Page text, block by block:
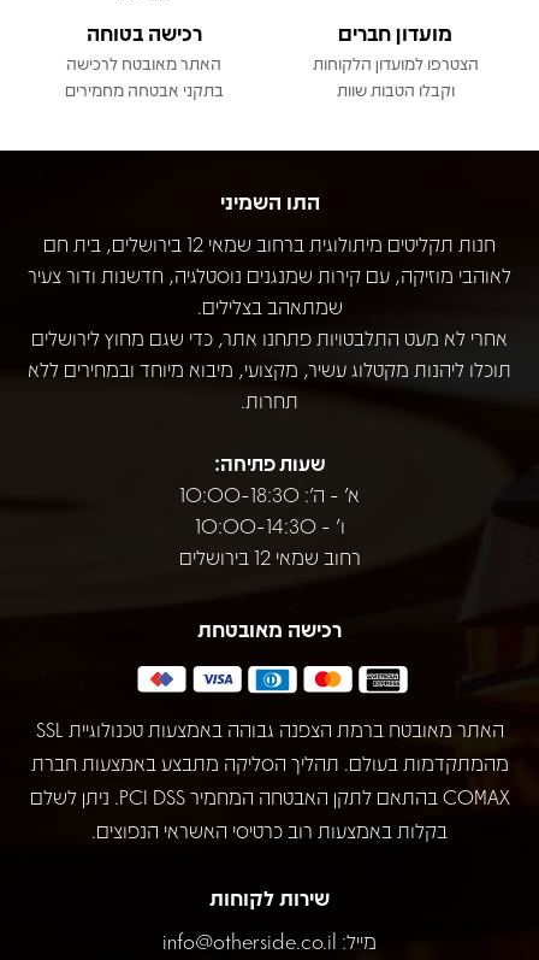
מועדון חברים
הצטרפו למועדון הלקוחות
וקבלו הטבות שוות
רכישה בטוחה
האתר מאובטח לרכישה
בתקני אבטחה מחמירים
התו השמיני
חנות תקליטים מיתולוגית ברחוב שמאי 12 בירושלים, בית חם
לאוהבי מוזיקה, עם קירות שמנגנים נוסטלגיה, חדשנות ודור צעיר
שמתאהב בצלילים.
אחרי לא מעט התלבטויות פתחנו אתר, כדי שגם מחוץ לירושלים
תוכלו ליהנות מקטלוג עשיר, מקצועי, מיבוא מיוחד ובמחירים ללא
תחרות.
שעות פתיחה:
א' - ה': 10:00-18:30
ו' - 10:00-14:30
רחוב שמאי 12 בירושלים
רכישה מאובטחת
האתר מאובטח ברמת הצפנה גבוהה באמצעות טכנולוגיית SSL
מהמתקדמות בעולם. תהליך הסליקה מתבצע באמצעות חברת
COMAX בהתאם לתקן האבטחה המחמיר PCI DSS. ניתן לשלם
בקלות באמצעות רוב כרטיסי האשראי הנפוצים.
שירות לקוחות
מייל: info@otherside.co.il